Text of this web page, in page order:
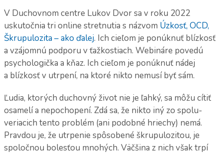
V Duchovnom centre Lukov Dvor sa v roku 2022
uskutočnia tri online stretnutia s názvom Úzkosť, OCD,
Škrupulozita – ako ďalej. Ich cieľom je ponúknuť blízkosť
a vzájomnú podporu v ťažkostiach. Webináre povedú
psychologička a kňaz. Ich cieľom je ponúknuť nádej
a blízkosť v utrpení, na ktoré nikto nemusí byť sám.
Ľudia, ktorých duchovný život nie je ľahký, sa môžu cítiť
osamelí a nepochopení. Zdá sa, že nikto iný zo spolu-
veriacich tento problém (ani podobné hriechy) nemá.
Pravdou je, že utrpenie spôsobené škrupulozitou, je
spoločnou bolesťou mnohých. Väčšina z nich však trpí